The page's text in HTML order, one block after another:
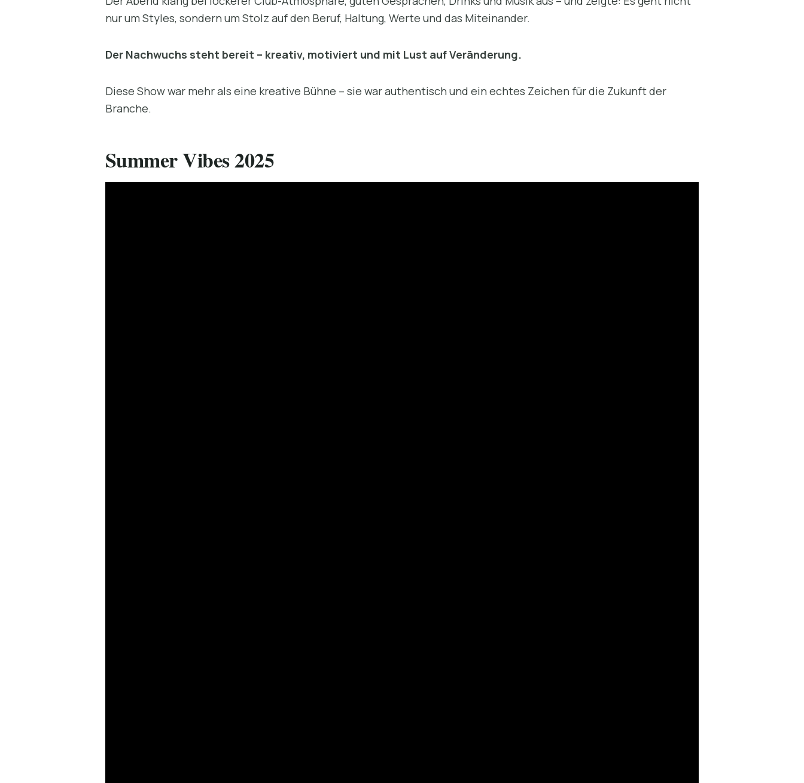
nur um Styles, sondern um Stolz auf den Beruf, Haltung, Werte und das Miteinander.
Der Nachwuchs steht bereit – kreativ, motiviert und mit Lust auf Veränderung.
Diese Show war mehr als eine kreative Bühne – sie war authentisch und ein echtes Zeichen für die Zukunft der
Branche.
Summer Vibes 2025